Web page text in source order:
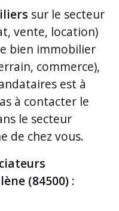
sur le secteur
vente, location)
bien immobilier
commerce),
est à
à contacter le
le secteur
de chez vous.
(84500) :